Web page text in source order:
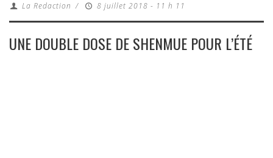
La Redaction / 8 juillet 2018 - 11 h 11
UNE DOUBLE DOSE DE SHENMUE POUR L’ÉTÉ